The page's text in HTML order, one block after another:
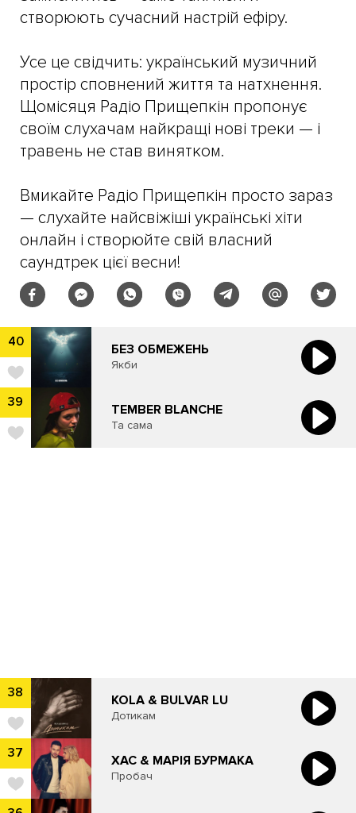
створюють сучасний настрій ефіру.
Усе це свідчить: український музичний
простір сповнений життя та натхнення.
Щомісяця Радіо Прищепкін пропонує
своїм слухачам найкращі нові треки — і
травень не став винятком.
Вмикайте Радіо Прищепкін просто зараз
— слухайте найсвіжіші українські хіти
онлайн і створюйте свій власний
саундтрек цієї весни!
40 БЕЗ ОБМЕЖЕНЬ
Якби
39 TEMBER BLANCHE
Та сама
38 ​KOLA & BULVAR LU
Дотикам
37 ХАС & МАРІЯ БУРМАКА
Пробач